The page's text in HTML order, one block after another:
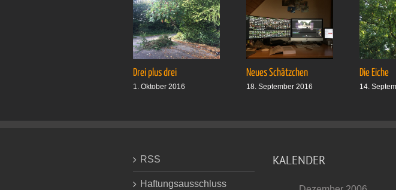
Drei plus drei
1. Oktober 2016
Neues Schätzchen
18. September 2016
Die Eiche
14.
RSS
Haftungsausschluss
KALENDER